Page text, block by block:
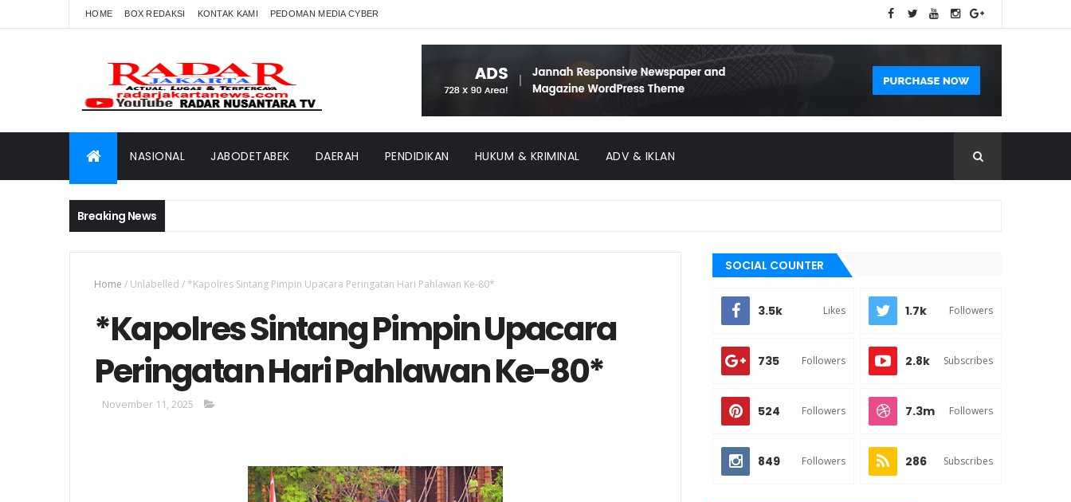
HOME BOX REDAKSI KONTAK KAMI PEDOMAN MEDIA CYBER
NASIONAL JABODETABEK DAERAH PENDIDIKAN HUKUM & KRIMINAL ADV & IKLAN
Breaking News
Home / Unlabelled /*Kapolres Sintang Pimpin Upacara Peringatan Hari Pahlawan Ke-80*
*Kapolres Sintang Pimpin Upacara
Peringatan Hari Pahlawan Ke-80*
November 11, 2025
SOCIAL COUNTER
3.5k Likes 1.7k Followers
735 Followers 2.8k Subscribes
524 Followers 7.3m Followers
849 Followers 286 Subscribes